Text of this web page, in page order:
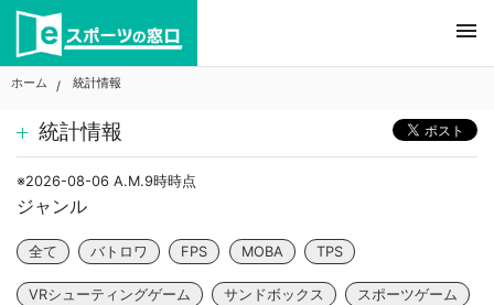
Skip
content
menu
ホーム 統計情報
統計情報
※2026-08-06 A.M.9時時点
ジャンル
全て バトロワ FPS MOBA TPS
VRシューティングゲーム サンドボックス スポーツゲーム